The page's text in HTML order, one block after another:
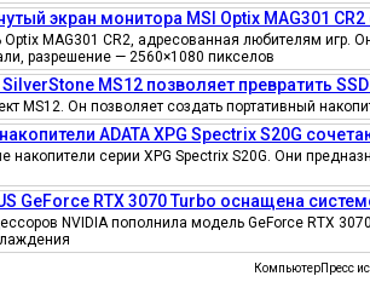
экран монитора MSI Optix MAG301
MAG301 CR2, адресованная любителям
разрешение — 2560×1080 пикселов
MS12 позволяет превратить
MS12. Он позволяет создать портативный
ADATA XPG Spectrix S20G
серии XPG Spectrix S20G. Они
GeForce RTX 3070 Turbo оснащена
NVIDIA пополнила модель GeForce RTX
КомпьютерПресс